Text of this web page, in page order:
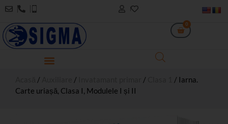
0
/ / /
/ Iarna.
Carte uriașă, Clasa I, Modulele I și II